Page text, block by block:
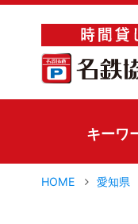
キーワ
HOME 愛知県